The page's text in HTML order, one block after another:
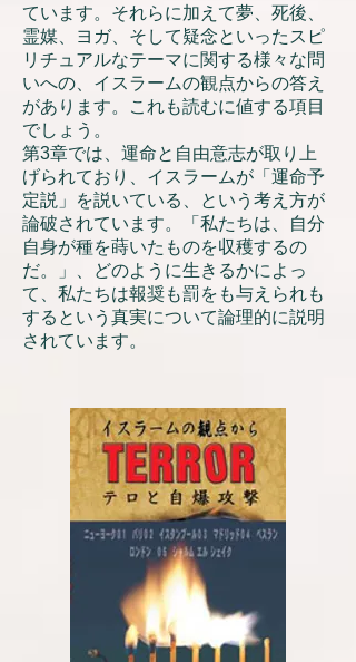
ています。それらに加えて夢、死後、
霊媒、ヨガ、そして疑念といったスピ
リチュアルなテーマに関する様々な問
いへの、イスラームの観点からの答え
があります。これも読むに値する項目
でしょう。
第3章では、運命と自由意志が取り上
げられており、イスラームが「運命予
定説」を説いている、という考え方が
論破されています。「私たちは、自分
自身が種を蒔いたものを収穫するの
だ。」、どのように生きるかによっ
て、私たちは報奨も罰をも与えられも
するという真実について論理的に説明
されています。